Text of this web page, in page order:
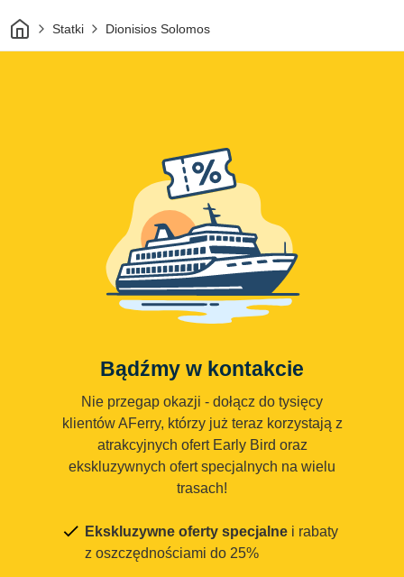
DomStatki Dionisios Solomos
Bądźmy w kontakcie
Nie przegap okazji - dołącz do tysięcy
klientów AFerry, którzy już teraz korzystają z
atrakcyjnych ofert Early Bird oraz
ekskluzywnych ofert specjalnych na wielu
trasach!
Ekskluzywne oferty specjalne i rabaty
z oszczędnościami do 25%